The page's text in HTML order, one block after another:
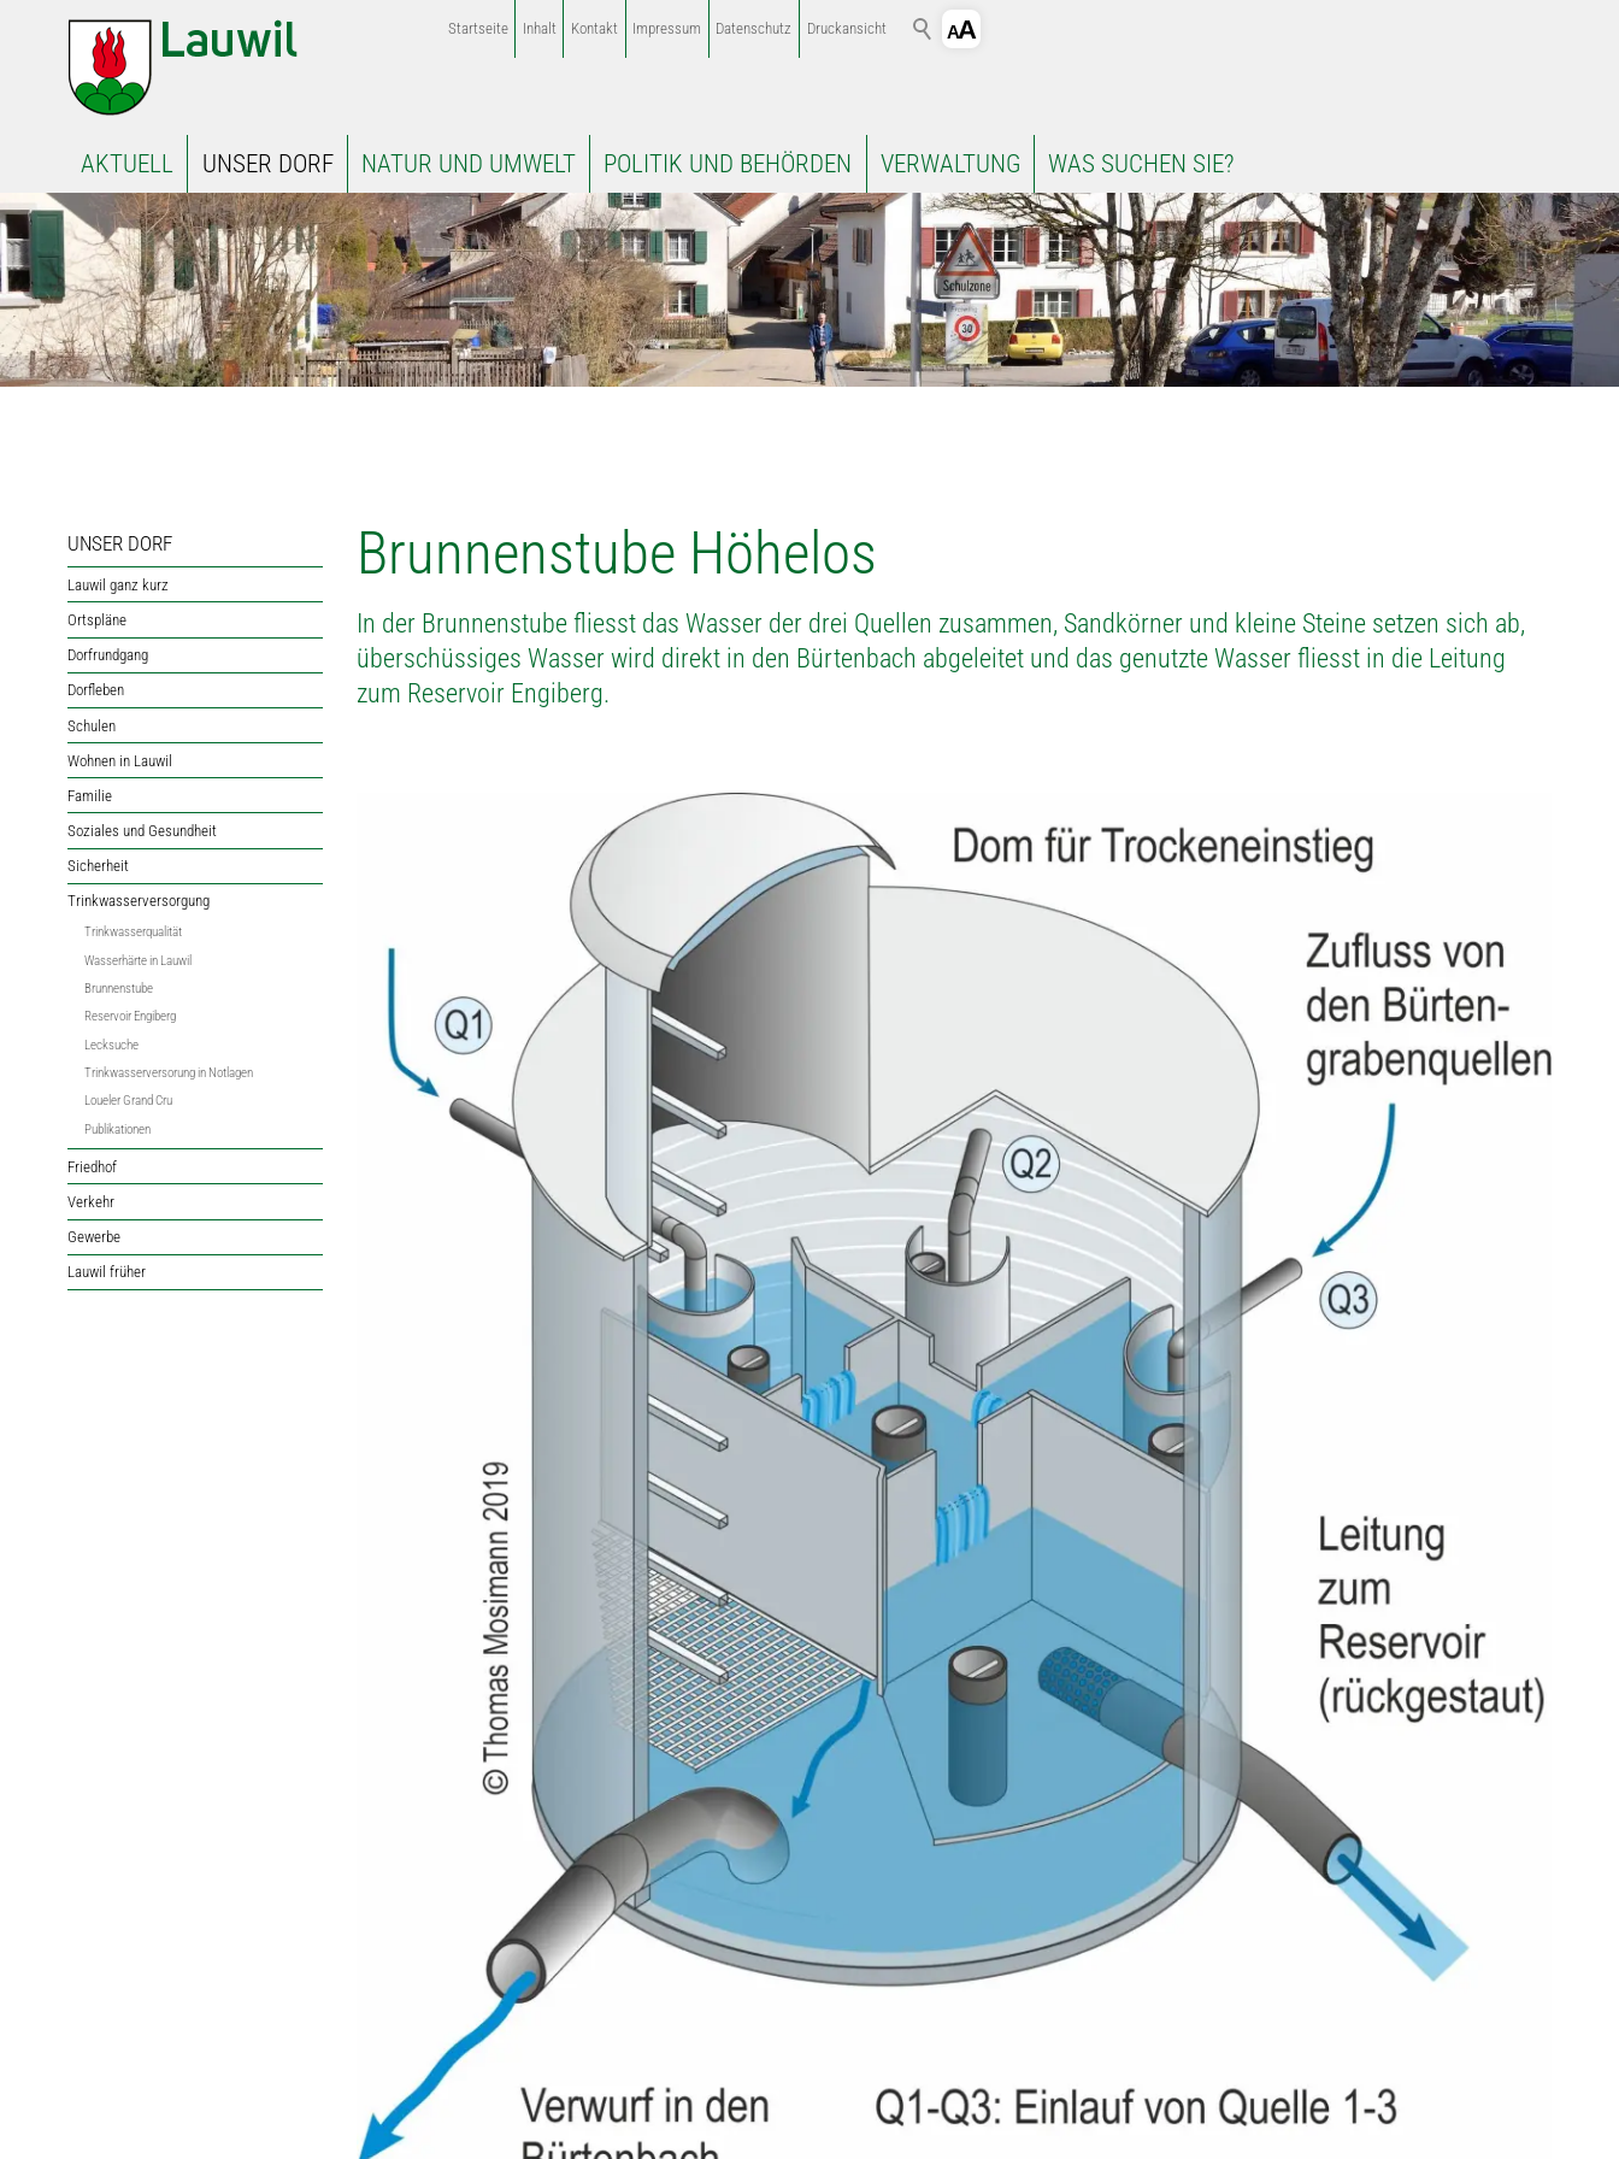
Startseite Inhalt Kontakt Impressum Datenschutz Druckansicht
AKTUELL UNSER DORF NATUR UND UMWELT POLITIK UND BEHÖRDEN VERWALTUNG WAS SUCHEN SIE?
UNSER DORF
Lauwil ganz kurz
Ortspläne
Dorfrundgang
Dorfleben
Schulen
Wohnen in Lauwil
Familie
Soziales und Gesundheit
Sicherheit
Trinkwasserversorgung
Trinkwasserqualität
Wasserhärte in Lauwil
Brunnenstube
Reservoir Engiberg
Lecksuche
Trinkwasserversorung in Notlagen
Loueler Grand Cru
Publikationen
Friedhof
Verkehr
Gewerbe
Lauwil früher
Brunnenstube Höhelos
In der Brunnenstube fliesst das Wasser der drei Quellen zusammen, Sandkörner und kleine Steine setzen sich ab,
überschüssiges Wasser wird direkt in den Bürtenbach abgeleitet und das genutzte Wasser fliesst in die Leitung
zum Reservoir Engiberg.